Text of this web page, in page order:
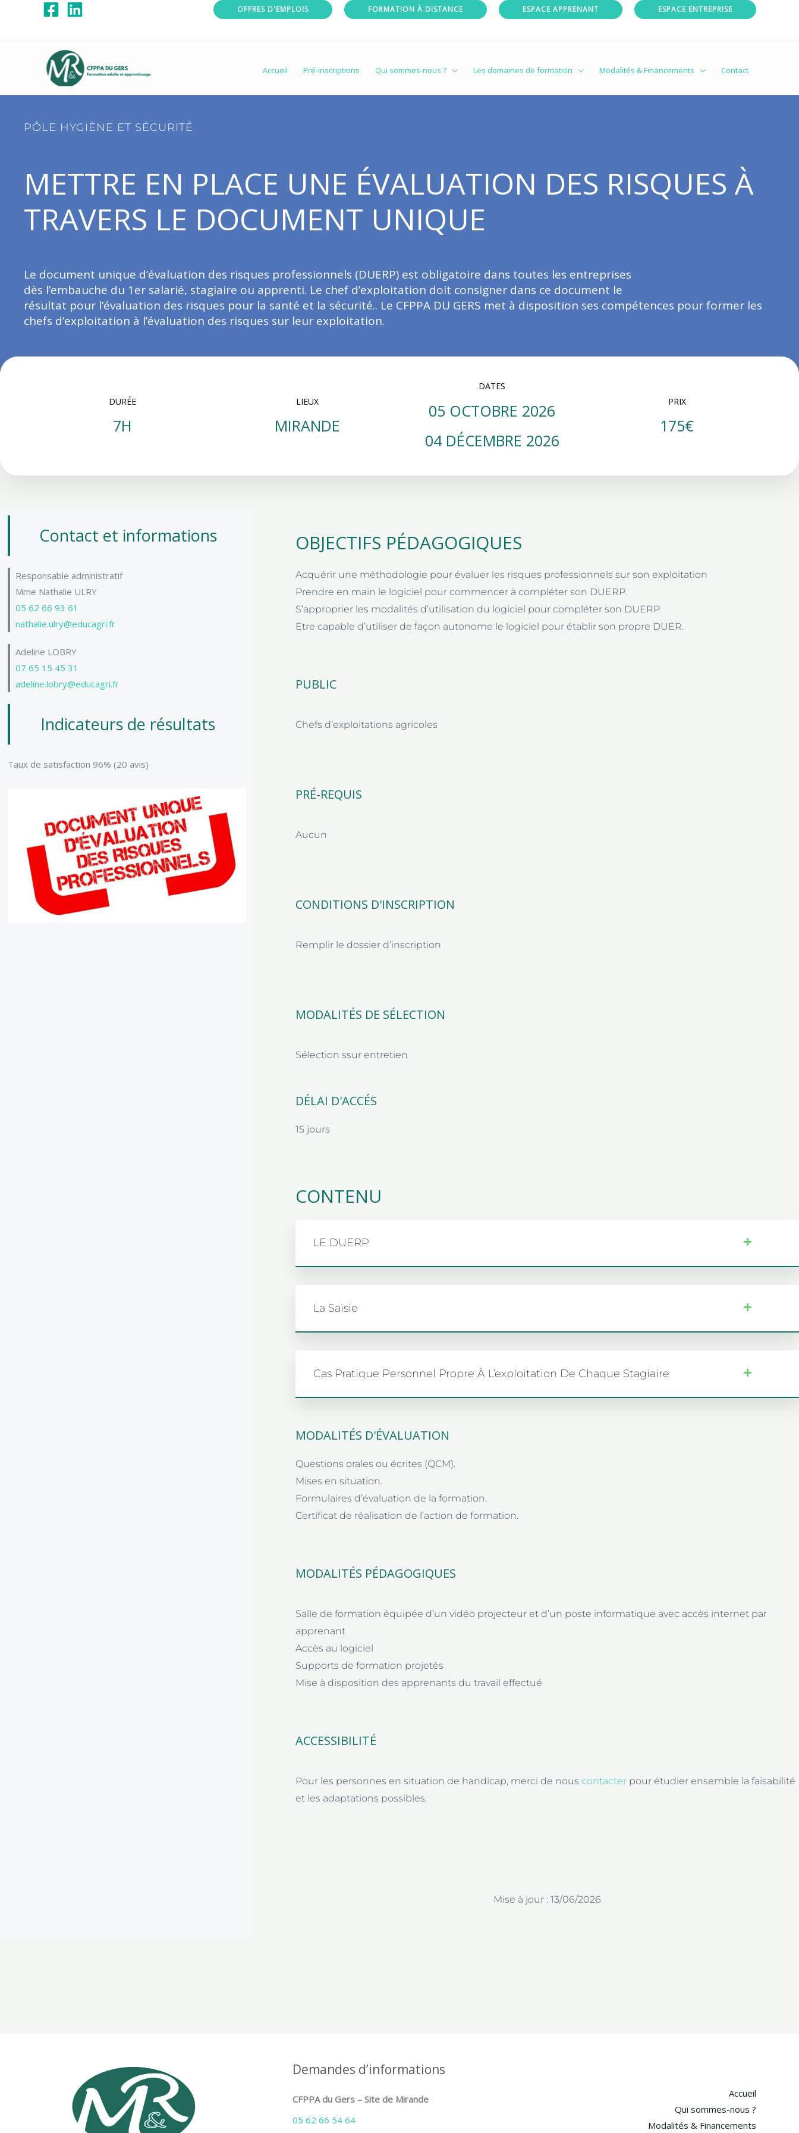
OFFRES D'EMPLOIS FORMATION À DISTANCE ESPACE APPRENANT ESPACE ENTREPRISE
Accueil Pré-inscriptions Qui sommes-nous ? Les domaines de formation Modalités & Financements Contact
PÔLE HYGIÈNE ET SÉCURITÉ
METTRE EN PLACE UNE ÉVALUATION DES RISQUES À
TRAVERS LE DOCUMENT UNIQUE
Le document unique d’évaluation des risques professionnels (DUERP) est obligatoire dans toutes les entreprises
dès l’embauche du 1er salarié, stagiaire ou apprenti. Le chef d’exploitation doit consigner dans ce document le
résultat pour l’évaluation des risques pour la santé et la sécurité.. Le CFPPA DU GERS met à disposition ses compétences pour former les
chefs d’exploitation à l’évaluation des risques sur leur exploitation.
DURÉE
7H
LIEUX
MIRANDE
DATES
05 OCTOBRE 2026
04 DÉCEMBRE 2026
PRIX
175€
Contact et informations
Responsable administratif
Mme Nathalie ULRY
05 62 66 93 61
nathalie.ulry@educagri.fr
Adeline LOBRY
07 65 15 45 31
adeline.lobry@educagri.fr
Indicateurs de résultats
Taux de satisfaction 96% (20 avis)
OBJECTIFS PÉDAGOGIQUES
Acquérir une méthodologie pour évaluer les risques professionnels sur son exploitation
Prendre en main le logiciel pour commencer à compléter son DUERP.
S’approprier les modalités d’utilisation du logiciel pour compléter son DUERP
Etre capable d’utiliser de façon autonome le logiciel pour établir son propre DUER.
PUBLIC
Chefs d’exploitations agricoles
PRÉ-REQUIS
Aucun
CONDITIONS D'INSCRIPTION
Remplir le dossier d’inscription
MODALITÉS DE SÉLECTION
Sélection ssur entretien
DÉLAI D'ACCÉS
15 jours
CONTENU
LE DUERP
La Saisie
Cas Pratique Personnel Propre À L’exploitation De Chaque Stagiaire
MODALITÉS D'ÉVALUATION
Questions orales ou écrites (QCM).
Mises en situation.
Formulaires d’évaluation de la formation.
Certificat de réalisation de l’action de formation.
MODALITÉS PÉDAGOGIQUES
Salle de formation équipée d’un vidéo projecteur et d’un poste informatique avec accès internet par
apprenant
Accès au logiciel
Supports de formation projetés
Mise à disposition des apprenants du travail effectué
ACCESSIBILITÉ
Pour les personnes en situation de handicap, merci de nous contacterpour étudier ensemble la faisabilité
et les adaptations possibles.
Mise à jour : 13/06/2026
Demandes d’informations
CFPPA du Gers – Site de Mirande
05 62 66 54 64
Accueil
Qui sommes-nous ?
Modalités & Financements